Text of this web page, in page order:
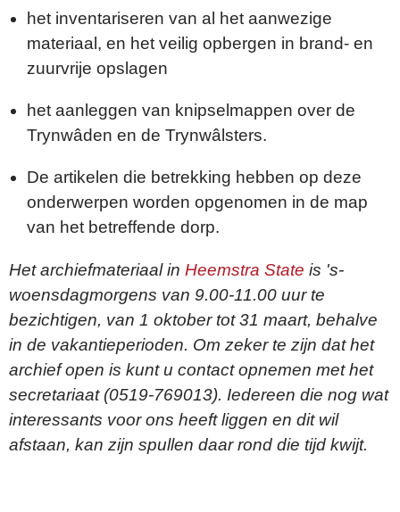
het inventariseren van al het aanwezige
materiaal, en het veilig opbergen in brand- en
zuurvrije opslagen
het aanleggen van knipselmappen over de
Trynwâden en de Trynwâlsters.
De artikelen die betrekking hebben op deze
onderwerpen worden opgenomen in de map
van het betreffende dorp.
Het archiefmateriaal in Heemstra State is 's-
woensdagmorgens van 9.00-11.00 uur te
bezichtigen, van 1 oktober tot 31 maart, behalve
in de vakantieperioden. Om zeker te zijn dat het
archief open is kunt u contact opnemen met het
secretariaat (0519-769013). Iedereen die nog wat
interessants voor ons heeft liggen en dit wil
afstaan, kan zijn spullen daar rond die tijd kwijt.